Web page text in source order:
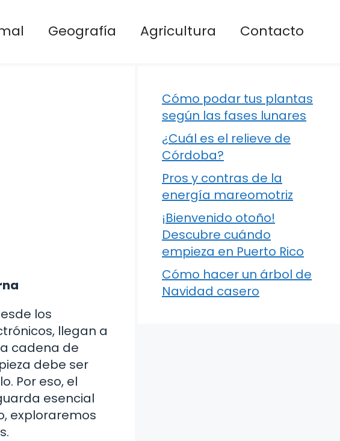
Geografía Agricultura Contacto
los
llegan a
cadena de
debe ser
Por eso, el
esencial
exploraremos
Cómo podar tus plantas
según las fases lunares
¿Cuál es el relieve de
Córdoba?
Pros y contras de la
energía mareomotriz
¡Bienvenido otoño!
Descubre cuándo
empieza en Puerto Rico
Cómo hacer un árbol de
Navidad casero